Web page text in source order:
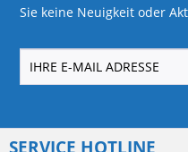
Sie keine Neuigkeit oder
SERVICE HOTLINE